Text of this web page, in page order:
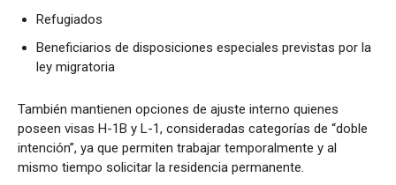
Refugiados
Beneficiarios de disposiciones especiales previstas por la
ley migratoria
También mantienen opciones de ajuste interno quienes
poseen visas H-1B y L-1, consideradas categorías de “doble
intención”, ya que permiten trabajar temporalmente y al
mismo tiempo solicitar la residencia permanente.